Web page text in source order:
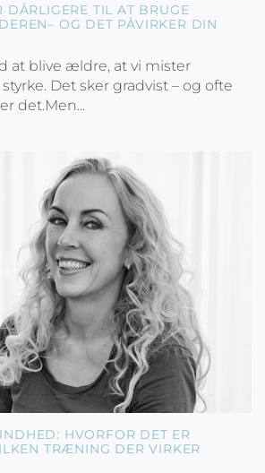
DÅRLIGERE TIL AT BRUGE
OG DET PÅVIRKER DIN
at blive ældre, at vi mister
Det sker gradvist – og ofte
det.Men...
HVORFOR DET ER
TRÆNING DER VIRKER